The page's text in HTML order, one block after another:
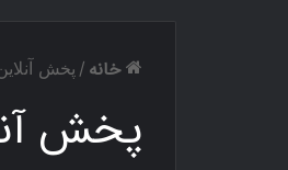
خانه / پخش
پخش